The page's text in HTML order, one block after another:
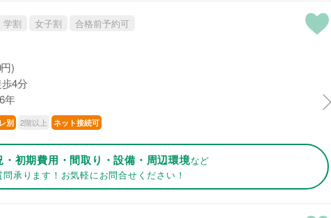
学割 女子割 合格前予約可
)
4分
年
別 2階以上 ネット接続可
・初期費用・間取り・設備・周辺環境など
問承ります！お気軽にお問合せください！